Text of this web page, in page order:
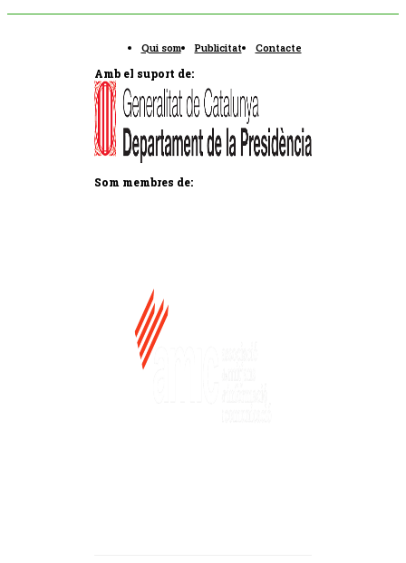
Qui som Publicitat Contacte
Amb el suport de:
Som membres de: